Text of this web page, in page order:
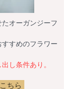
オーガンジーフ
すめのフラワー
し条件あり。
ちら